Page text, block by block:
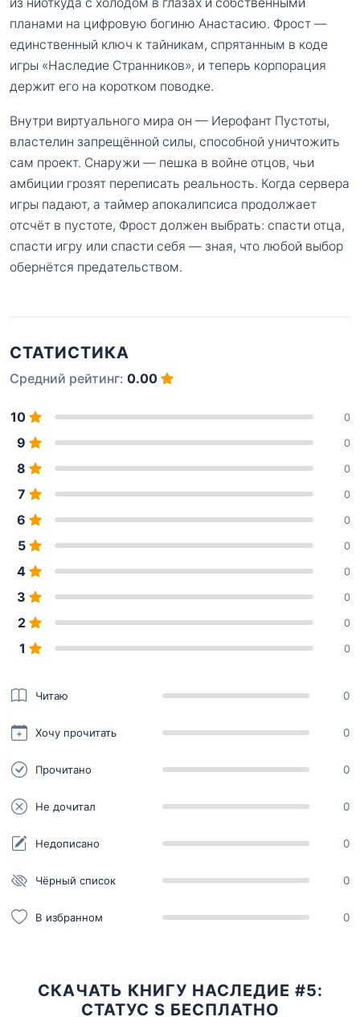
планами на цифровую богиню Анастасию. Фрост —
единственный ключ к тайникам, спрятанным в коде
игры «Наследие Странников», и теперь корпорация
держит его на коротком поводке.
Внутри виртуального мира он — Иерофант Пустоты,
властелин запрещённой силы, способной уничтожить
сам проект. Снаружи — пешка в войне отцов, чьи
амбиции грозят переписать реальность. Когда сервера
игры падают, а таймер апокалипсиса продолжает
отсчёт в пустоте, Фрост должен выбрать: спасти отца,
спасти игру или спасти себя — зная, что любой выбор
обернётся предательством.
СТАТИСТИКА
Средний рейтинг: 0.00
10 0
9 0
8 0
7 0
6 0
5 0
4 0
3 0
2 0
1 0
Читаю 0
Хочу прочитать 0
Прочитано 0
Не дочитал 0
Недописано 0
Чёрный список 0
В избранном 0
СКАЧАТЬ КНИГУ НАСЛЕДИЕ #5:
СТАТУС S БЕСПЛАТНО